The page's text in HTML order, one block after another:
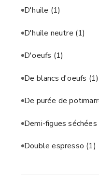
D'huile (1)
D'huile neutre (1)
D'oeufs (1)
De blancs d'oeufs (1)
De purée de
Demi-figues
Double espresso (1)